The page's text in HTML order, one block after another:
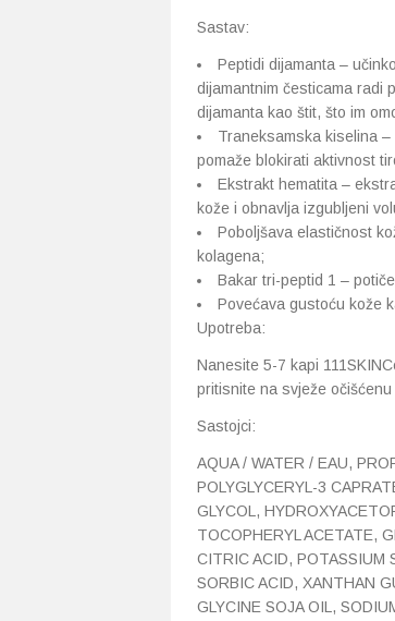
Sastav:
Peptidi dijamanta –
dijamantnim česticama radi
dijamanta kao štit, što im
Traneksamska kiselina
pomaže blokirati aktivnost
Ekstrakt hematita –
kože i obnavlja izgubljeni
Poboljšava elastičnost
kolagena;
Bakar tri-peptid 1 –
Povećava gustoću kože
Upotreba:
Nanesite 5-7 kapi 111SKIN
pritisnite na svježe
Sastojci:
AQUA / WATER / EAU,
POLYGLYCERYL-3
GLYCOL,
TOCOPHERYL ACETATE,
CITRIC ACID, POTASSIUM
SORBIC ACID, XANTHAN
GLYCINE SOJA OIL,